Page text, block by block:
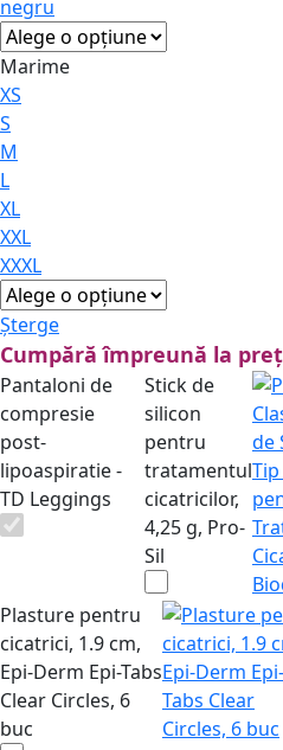
negru
Marime
XS
S
M
L
XL
XXL
XXXL
Șterge
Cumpără împreună la
Pantaloni de
compresie
post-
lipoaspiratie -
TD Leggings
Stick de
silicon
pentru
tratamentul
cicatricilor,
4,25 g, Pro-
Sil
Plasture pentru
cicatrici, 1.9 cm,
Epi-Derm Epi-Tabs
Clear Circles, 6
buc